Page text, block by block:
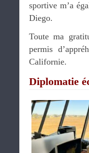
sportive m’a
Diego.
Toute ma
permis
Californie.
Diplomatie